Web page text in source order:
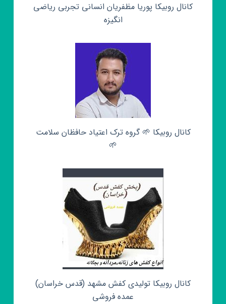
کانال روبیکا پوریا مظفریان انسانی تجربی ریاضی
انگیزه
کانال روبیکا 🌱 گروه ترک اعتیاد حافظان سلامت
🌱
کانال روبیکا تولیدی کفش مشهد (قدس خراسان)
عمده فروشی